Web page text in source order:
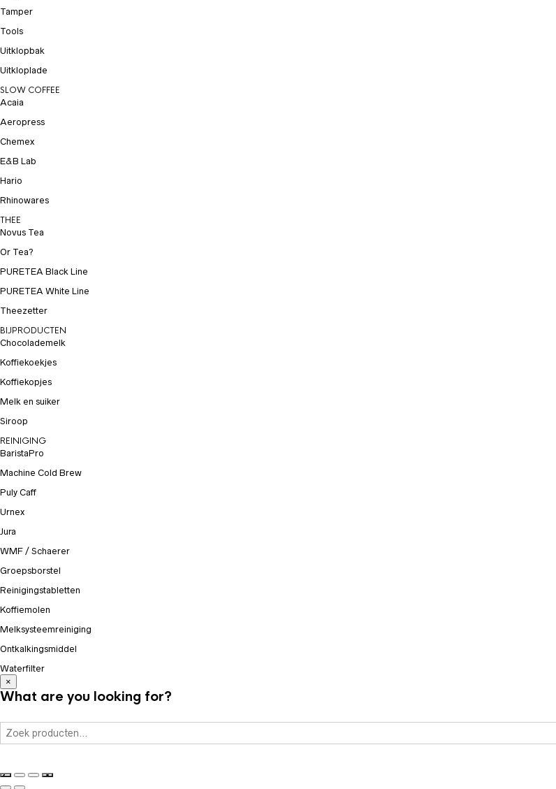
Tamper
Tools
Uitklopbak
Uitkloplade
SLOW COFFEE
Acaia
Aeropress
Chemex
E&B Lab
Hario
Rhinowares
THEE
Novus Tea
Or Tea?
PURETEA Black Line
PURETEA White Line
Theezetter
BIJPRODUCTEN
Chocolademelk
Koffiekoekjes
Koffiekopjes
Melk en suiker
Siroop
REINIGING
BaristaPro
Machine Cold Brew
Puly Caff
Urnex
Jura
WMF / Schaerer
Groepsborstel
Reinigingstabletten
Koffiemolen
Melksysteemreiniging
Ontkalkingsmiddel
Waterfilter
×
What are you looking for?